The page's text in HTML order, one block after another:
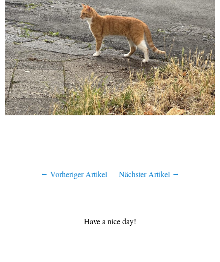
Vorheriger Artikel Nächster Artikel
Have a nice day!